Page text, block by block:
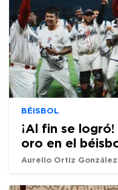
BÉISBOL
¡Al fin se
oro en el
Aurelio Ortiz González